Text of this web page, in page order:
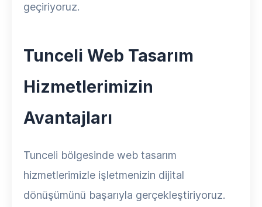
geçiriyoruz.
Tunceli Web Tasarım
Hizmetlerimizin
Avantajları
Tunceli bölgesinde web tasarım
hizmetlerimizle işletmenizin dijital
dönüşümünü başarıyla gerçekleştiriyoruz.